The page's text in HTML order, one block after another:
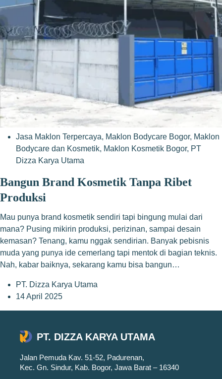
Jasa Maklon Terpercaya, Maklon Bodycare Bogor, Maklon
Bodycare dan Kosmetik, Maklon Kosmetik Bogor, PT
Dizza Karya Utama
Bangun Brand Kosmetik Tanpa Ribet
Produksi
Mau punya brand kosmetik sendiri tapi bingung mulai dari
mana? Pusing mikirin produksi, perizinan, sampai desain
kemasan? Tenang, kamu nggak sendirian. Banyak pebisnis
muda yang punya ide cemerlang tapi mentok di bagian teknis.
Nah, kabar baiknya, sekarang kamu bisa bangun…
PT. Dizza Karya Utama
14 April 2025
PT. DIZZA KARYA UTAMA
Jalan Pemuda Kav. 51-52, Padurenan,
Kec. Gn. Sindur, Kab. Bogor, Jawa Barat – 16340